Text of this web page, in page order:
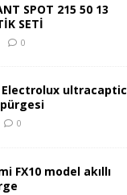
SPOT 215 50 13
SETİ
0
ultracaptic
0
FX10 model akıllı